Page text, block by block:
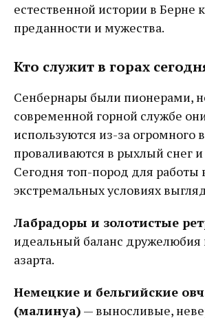
естественной истории в Берне
преданности и мужества.
Кто служит в горах
Сенбернары были пионерами,
современной горной службе
используются из-за огромного
проваливаются в рыхлый снег
Сегодня топ-пород для работы
экстремальных условиях
Лабрадоры и золотистые
идеальный баланс дружелюбия
азарта.
Немецкие и бельгийские
(малинуа) — выносливые,